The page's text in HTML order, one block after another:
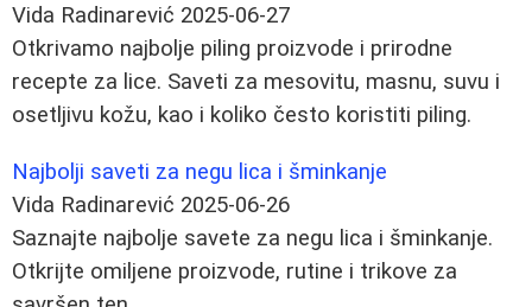
Vida Radinarević 2025-06-27
Otkrivamo najbolje piling proizvode i prirodne
recepte za lice. Saveti za mesovitu, masnu, suvu i
osetljivu kožu, kao i koliko često koristiti piling.
Najbolji saveti za negu lica i šminkanje
Vida Radinarević 2025-06-26
Saznajte najbolje savete za negu lica i šminkanje.
Otkrijte omiljene proizvode, rutine i trikove za